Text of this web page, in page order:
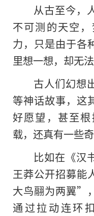
从古至今，
不可测的天空
力，只是由于各
里想一想，却无
古人们幻想
等神话故事，这
好愿望，甚至
载，还真有一些
比如在《汉
王莽公开招募能
大鸟翮为两翼”
通过拉动连环